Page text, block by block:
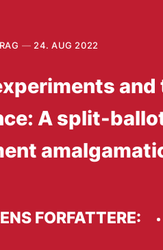
24. AUG 2022
A split-
FORFATTERE: